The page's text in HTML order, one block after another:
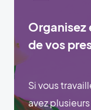
Organisez
de vos
Si vous
avez